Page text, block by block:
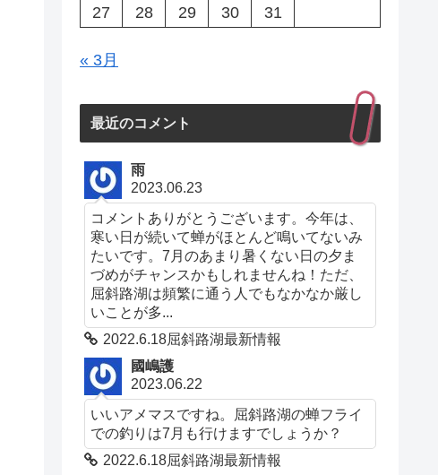
27
28 29 30 31
« 3月
最近のコメント
雨
2023.06.23
コメントありがとうございます。今年は、
寒い日が続いて蝉がほとんど鳴いてないみ
たいです。7月のあまり暑くない日の夕ま
づめがチャンスかもしれませんね！ただ、
屈斜路湖は頻繁に通う人でもなかなか厳し
いことが多...
2022.6.18屈斜路湖最新情報
國嶋護
2023.06.22
いいアメマスですね。屈斜路湖の蝉フライ
での釣りは7月も行けますでしょうか？
2022.6.18屈斜路湖最新情報